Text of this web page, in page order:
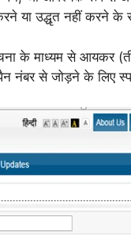
या उद्धृत नहीं करने के
के माध्यम से आयकर
नंबर से जोड़ने के लिए